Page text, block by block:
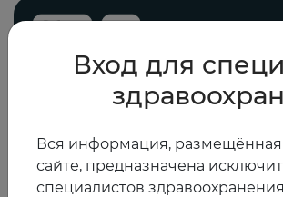
Вход для
Вся информация,
сайте, предназначена
специалистов